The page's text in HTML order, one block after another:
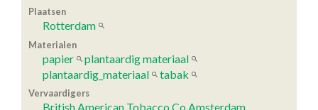
Plaatsen
Rotterdam
Materialen
papier
plantaardig materiaal
plantaardig_materiaal
tabak
Vervaardigers
British American Tobacco Co Amsterdam